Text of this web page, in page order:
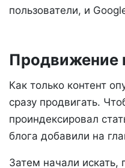
пользователи, и
Продвижение
Как только контент
сразу продвигать.
проиндексировал
блога добавили на
Затем начали искать,